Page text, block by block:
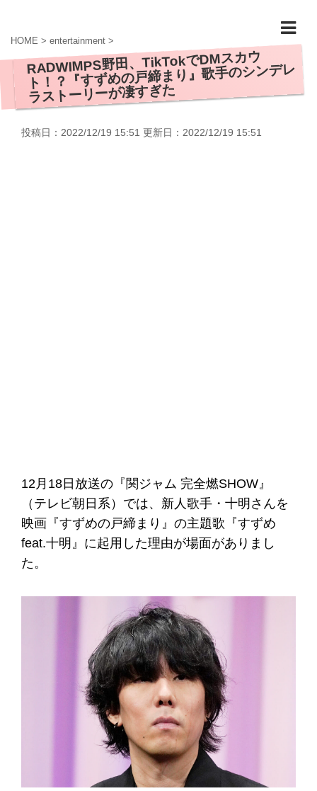
HOME > entertainment >
RADWIMPS野田、TikTokでDMスカウ
ト！？『すずめの戸締まり』歌手のシンデレ
ラストーリーが凄すぎた
投稿日：2022/12/19 15:51 更新日： 2022/12/19 15:51
12月18日放送の『関ジャム 完全燃SHOW』
（テレビ朝日系）では、新人歌手・十明さんを
映画『すずめの戸締まり』の主題歌『すずめ
feat.十明』に起用した理由が場面がありまし
た。